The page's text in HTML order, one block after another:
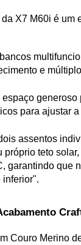
X7 M60i é um
e
generoso
para ajustar
assentos
próprio teto
garantindo que
inferior".
Couro Merino